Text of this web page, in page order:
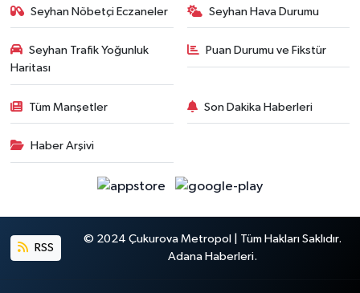
Seyhan Nöbetçi Eczaneler Seyhan Hava Durumu
Seyhan Trafik Yoğunluk
Haritası
Puan Durumu ve Fikstür
Tüm Manşetler Son Dakika Haberleri
Haber Arşivi
RSS
© 2024 Çukurova Metropol | Tüm Hakları Saklıdır.
Adana Haberleri.